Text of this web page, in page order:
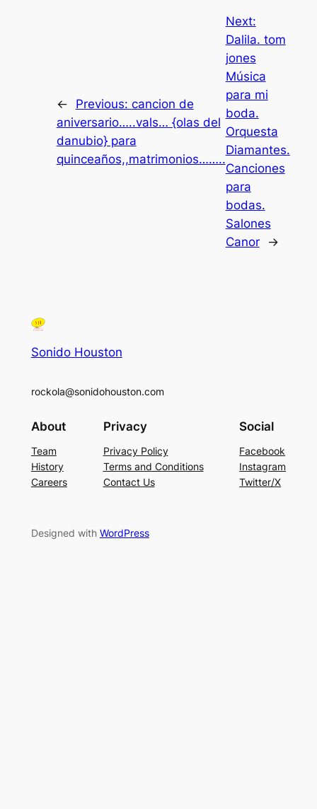
← Previous: cancion de
aniversario…..vals… {olas del
danubio} para
quinceaños,,matrimonios……..
Next:
Dalila. tom
jones
Música
para mi
boda.
Orquesta
Diamantes.
Canciones
para
bodas.
Salones
Canor
→
Sonido Houston
rockola@sonidohouston.com
About
Team
History
Careers
Privacy
Privacy Policy
Terms and Conditions
Contact Us
Social
Facebook
Instagram
Twitter/X
Designed with WordPress